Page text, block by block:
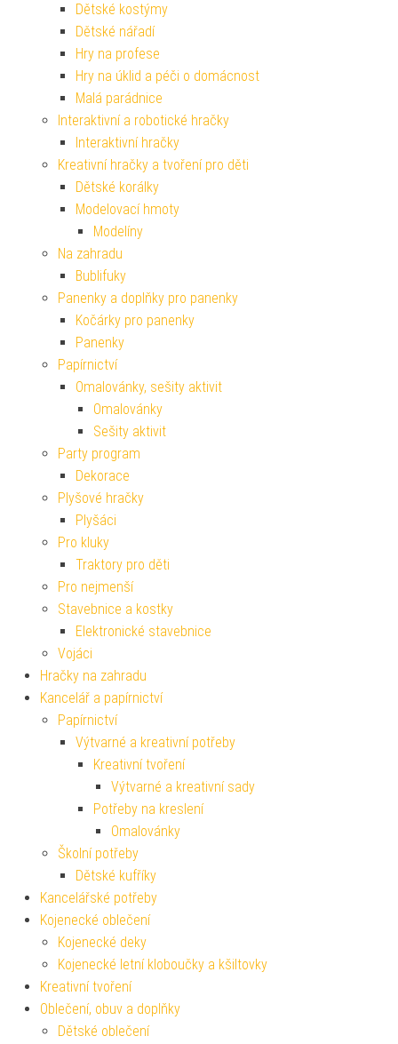
Dětské kostýmy
Dětské nářadí
Hry na profese
Hry na úklid a péči o domácnost
Malá parádnice
Interaktivní a robotické hračky
Interaktivní hračky
Kreativní hračky a tvoření pro děti
Dětské korálky
Modelovací hmoty
Modelíny
Na zahradu
Bublifuky
Panenky a doplňky pro panenky
Kočárky pro panenky
Panenky
Papírnictví
Omalovánky, sešity aktivit
Omalovánky
Sešity aktivit
Party program
Dekorace
Plyšové hračky
Plyšáci
Pro kluky
Traktory pro děti
Pro nejmenší
Stavebnice a kostky
Elektronické stavebnice
Vojáci
Hračky na zahradu
Kancelář a papírnictví
Papírnictví
Výtvarné a kreativní potřeby
Kreativní tvoření
Výtvarné a kreativní sady
Potřeby na kreslení
Omalovánky
Školní potřeby
Dětské kufříky
Kancelářské potřeby
Kojenecké oblečení
Kojenecké deky
Kojenecké letní kloboučky a kšiltovky
Kreativní tvoření
Oblečení, obuv a doplňky
Dětské oblečení